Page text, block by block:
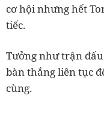
cơ hội nhưng hết
tiếc.
Tưởng như trận
bàn thắng liên tục
cùng.